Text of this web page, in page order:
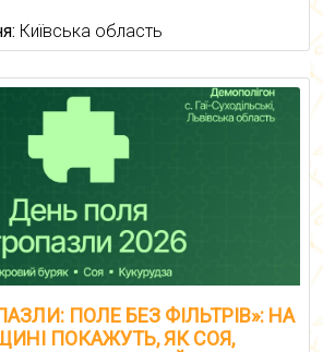
Київська область
ПОЛЕ БЕЗ ФІЛЬТРІВ»: НА
ПОКАЖУТЬ, ЯК СОЯ,